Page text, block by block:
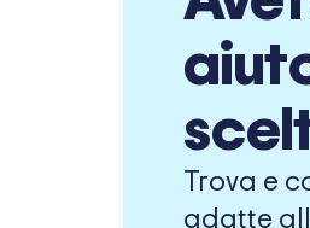
Trova e
adatte